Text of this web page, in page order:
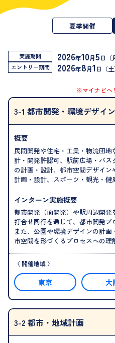
夏季開催
実施期間 2026年10月5日（
エントリー期間 2026年8月1 日（土
※マイナビへ
3-1 都市開発・環境デザイン
概要
民間開発や住宅・工業・物流団
計・開発許認可、駅前広場・バ
の計画・設計、都市空間デザイ
計画・設計、スポーツ・観光・
インターン実施概要
都市開発（面開発）や駅周辺開発
打合せ同行を通じて、都市開発プ
また、公園や環境デザインの計
市空間を形づくるプロセスへの理
東京 大
3-2 都市・地域計画